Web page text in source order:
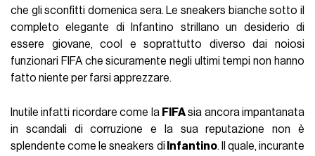
che gli sconfitti domenica sera. Le sneakers bianche sotto il
completo elegante di Infantino strillano un desiderio di
essere giovane, cool e soprattutto diverso dai noiosi
funzionari FIFA che sicuramente negli ultimi tempi non hanno
fatto niente per farsi apprezzare.
Inutile infatti ricordare come la FIFAsia ancora impantanata
in scandali di corruzione e la sua reputazione non è
splendente come le sneakers di Infantino. Il quale, incurante